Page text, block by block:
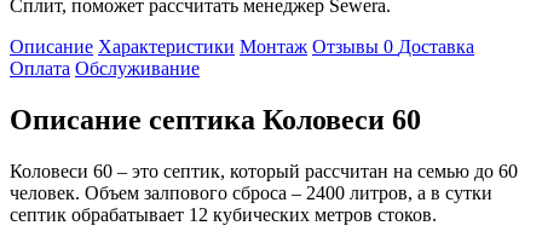
Сплит, поможет рассчитать менеджер Sewera.
Описание Характеристики Монтаж Отзывы 0 Доставка
Оплата Обслуживание
Описание септика Коловеси 60
Коловеси 60 – это септик, который рассчитан на семью до 60
человек. Объем залпового сброса – 2400 литров, а в сутки
септик обрабатывает 12 кубических метров стоков.